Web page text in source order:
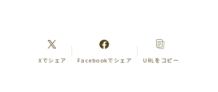
Xでシェア Facebookでシェア URLをコピー